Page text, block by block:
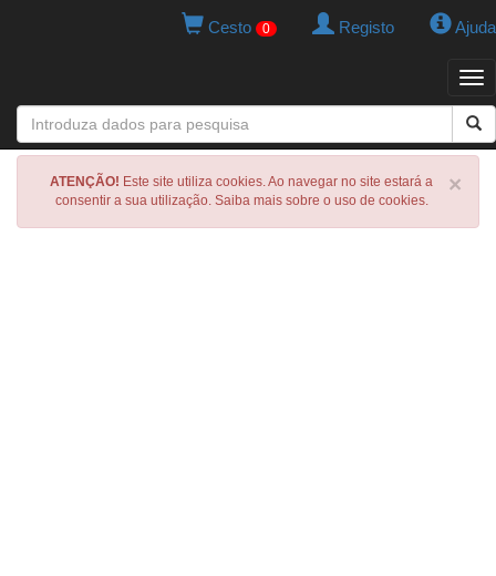
Cesto 0 Registo Ajuda
×
ATENÇÃO! Este site utiliza cookies. Ao navegar no site estará a
consentir a sua utilização. Saiba mais sobre o uso de cookies.